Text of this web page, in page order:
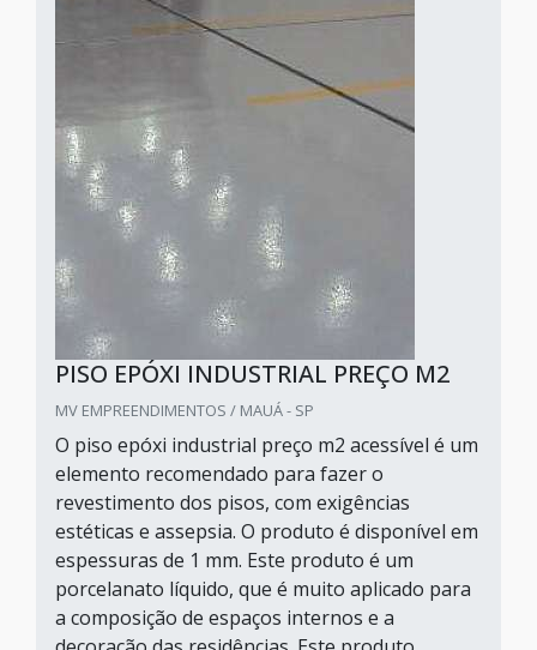
PISO EPÓXI INDUSTRIAL PREÇO M2
MV EMPREENDIMENTOS / MAUÁ - SP
O piso epóxi industrial preço m2 acessível é um
elemento recomendado para fazer o
revestimento dos pisos, com exigências
estéticas e assepsia. O produto é disponível em
espessuras de 1 mm. Este produto é um
porcelanato líquido, que é muito aplicado para
a composição de espaços internos e a